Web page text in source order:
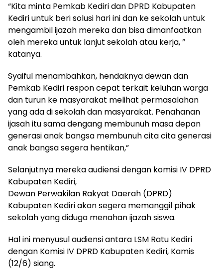
“Kita minta Pemkab Kediri dan DPRD Kabupaten
Kediri untuk beri solusi hari ini dan ke sekolah untuk
mengambil ijazah mereka dan bisa dimanfaatkan
oleh mereka untuk lanjut sekolah atau kerja, ”
katanya.
Syaiful menambahkan, hendaknya dewan dan
Pemkab Kediri respon cepat terkait keluhan warga
dan turun ke masyarakat melihat permasalahan
yang ada di sekolah dan masyarakat. Penahanan
ijasah itu sama dengang membunuh masa depan
generasi anak bangsa membunuh cita cita generasi
anak bangsa segera hentikan,”
Selanjutnya mereka audiensi dengan komisi IV DPRD
Kabupaten Kediri,
Dewan Perwakilan Rakyat Daerah (DPRD)
Kabupaten Kediri akan segera memanggil pihak
sekolah yang diduga menahan ijazah siswa.
Hal ini menyusul audiensi antara LSM Ratu Kediri
dengan Komisi IV DPRD Kabupaten Kediri, Kamis
(12/6) siang.